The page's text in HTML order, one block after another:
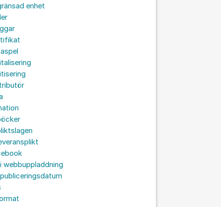
enhet
webbuppladdning